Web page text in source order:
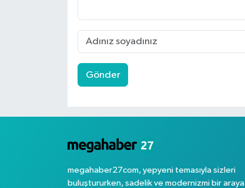
Gönder
megahaber27com, yepyeni temasıyla sizleri
buluştururken, sadelik ve modernizmi bir araya